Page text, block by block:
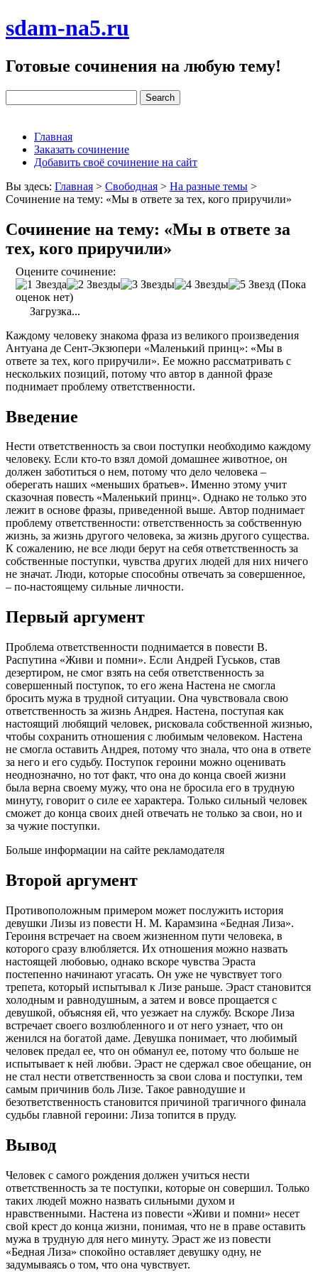
sdam-na5.ru
Готовые сочинения на любую тему!
Главная
Заказать сочинение
Добавить своё сочинение на сайт
Вы здесь: Главная > Свободная > На разные темы >
Сочинение на тему: «Мы в ответе за тех, кого приручили»
Сочинение на тему: «Мы в ответе за
тех, кого приручили»
Оцените сочинение:
(Пока
оценок нет)
Загрузка...
Каждому человеку знакома фраза из великого произведения
Антуана де Сент-Экзюпери «Маленький принц»: «Мы в
ответе за тех, кого приручили». Ее можно рассматривать с
нескольких позиций, потому что автор в данной фразе
поднимает проблему ответственности.
Введение
Нести ответственность за свои поступки необходимо каждому
человеку. Если кто-то взял домой домашнее животное, он
должен заботиться о нем, потому что дело человека –
оберегать наших «меньших братьев». Именно этому учит
сказочная повесть «Маленький принц». Однако не только это
лежит в основе фразы, приведенной выше. Автор поднимает
проблему ответственности: ответственность за собственную
жизнь, за жизнь другого человека, за жизнь другого существа.
К сожалению, не все люди берут на себя ответственность за
собственные поступки, чувства других людей для них ничего
не значат. Люди, которые способны отвечать за совершенное,
– по-настоящему сильные личности.
Первый аргумент
Проблема ответственности поднимается в повести В.
Распутина «Живи и помни». Если Андрей Гуськов, став
дезертиром, не смог взять на себя ответственность за
совершенный поступок, то его жена Настена не смогла
бросить мужа в трудной ситуации. Она чувствовала свою
ответственность за жизнь Андрея. Настена, поступая как
настоящий любящий человек, рисковала собственной жизнью,
чтобы сохранить отношения с любимым человеком. Настена
не смогла оставить Андрея, потому что знала, что она в ответе
за него и его судьбу. Поступок героини можно оценивать
неоднозначно, но тот факт, что она до конца своей жизни
была верна своему мужу, что она не бросила его в трудную
минуту, говорит о силе ее характера. Только сильный человек
сможет до конца своих дней отвечать не только за свои, но и
за чужие поступки.
Больше информации на сайте рекламодателя
Второй аргумент
Противоположным примером может послужить история
девушки Лизы из повести Н. М. Карамзина «Бедная Лиза».
Героиня встречает на своем жизненном пути человека, в
которого сразу влюбляется. Их отношения можно назвать
настоящей любовью, однако вскоре чувства Эраста
постепенно начинают угасать. Он уже не чувствует того
трепета, который испытывал к Лизе раньше. Эраст становится
холодным и равнодушным, а затем и вовсе прощается с
девушкой, объясняя ей, что уезжает на службу. Вскоре Лиза
встречает своего возлюбленного и от него узнает, что он
женился на богатой даме. Девушка понимает, что любимый
человек предал ее, что он обманул ее, потому что больше не
испытывает к ней любви. Эраст не сдержал свое обещание, он
не стал нести ответственность за свои слова и поступки, тем
самым причинив боль Лизе. Такое равнодушие и
безответственность становится причиной трагичного финала
судьбы главной героини: Лиза топится в пруду.
Вывод
Человек с самого рождения должен учиться нести
ответственность за те поступки, которые он совершил. Только
таких людей можно назвать сильными духом и
нравственными. Настена из повести «Живи и помни» несет
свой крест до конца жизни, понимая, что не в праве оставить
мужа в трудную для него минуту. Эраст же из повести
«Бедная Лиза» спокойно оставляет девушку одну, не
задумываясь о том, что она чувствует.